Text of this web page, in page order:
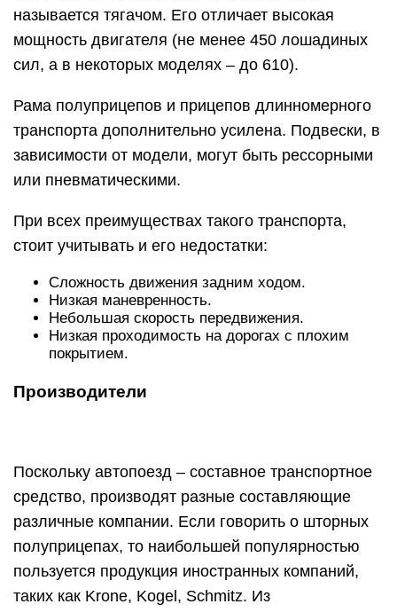
называется тягачом. Его отличает высокая
мощность двигателя (не менее 450 лошадиных
сил, а в некоторых моделях – до 610).
Рама полуприцепов и прицепов длинномерного
транспорта дополнительно усилена. Подвески, в
зависимости от модели, могут быть рессорными
или пневматическими.
При всех преимуществах такого транспорта,
стоит учитывать и его недостатки:
Сложность движения задним ходом.
Низкая маневренность.
Небольшая скорость передвижения.
Низкая проходимость на дорогах с плохим
покрытием.
Производители
Поскольку автопоезд – составное транспортное
средство, производят разные составляющие
различные компании. Если говорить о шторных
полуприцепах, то наибольшей популярностью
пользуется продукция иностранных компаний,
таких как Krone, Kogel, Schmitz. Из